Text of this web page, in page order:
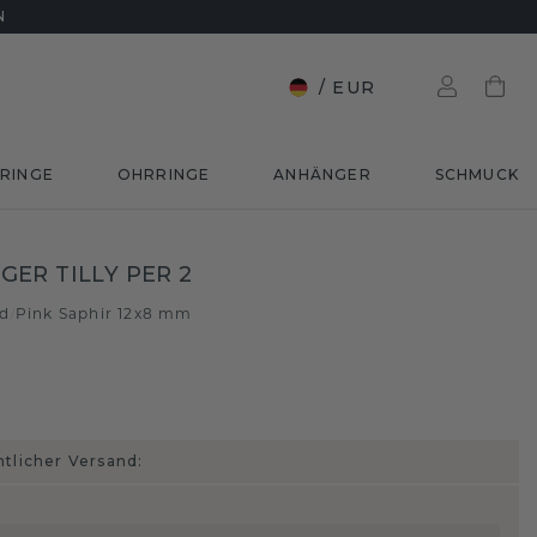
/ EUR
OHRRINGE ANHÄNGER SCHMUCK
TILLY PER 2
Pink Saphir 12x8 mm
Versand: